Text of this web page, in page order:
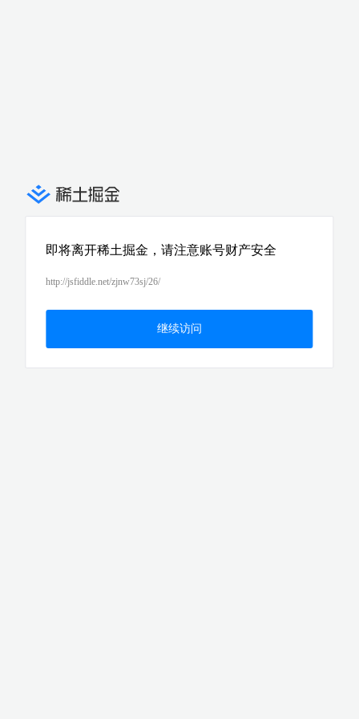
即将离开稀土掘金，请注意账号财产安全
http://jsfiddle.net/zjnw73sj/26/
继续访问